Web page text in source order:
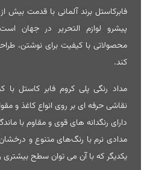
پیشرو لوازم التحریر در جهان
محصولاتی با کیفیت برای نوشتن،
کند.
مداد رنگی پلی کروم فابر کاستل با
نقاشی حرفه ای بر روی انواع کاغذ و
دارای رنگدانه های قوی و مقاوم با
مدادی نرم با رنگ‌های متنوع و
یکدیگر که با آن می توان سطح